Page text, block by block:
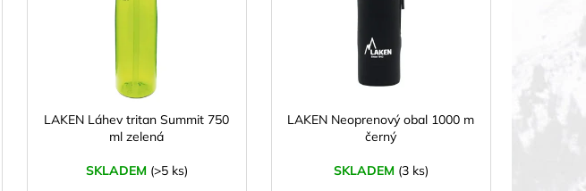
LAKEN Láhev tritan Summit 750
ml zelená
SKLADEM (>5 ks)
LAKEN Neoprenový obal 1000 m
černý
SKLADEM (3 ks)